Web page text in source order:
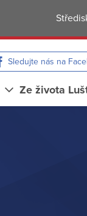
Sledujte nás na
Ze života